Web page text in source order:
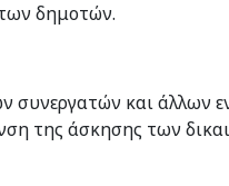
δημοτών.
συνεργατών και άλλων
της άσκησης των